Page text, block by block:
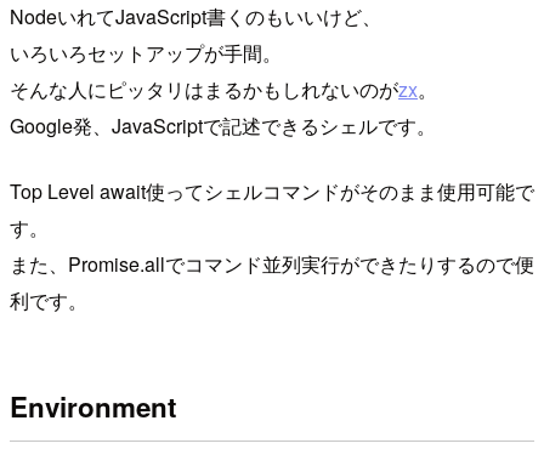
NodeいれてJavaScript書くのもいいけど、
いろいろセットアップが手間。
そんな人にピッタリはまるかもしれないのがzx。
Google発、JavaScriptで記述できるシェルです。
Top Level await使ってシェルコマンドがそのまま使用可能で
す。
また、Promise.allでコマンド並列実行ができたりするので便
利です。
Environment